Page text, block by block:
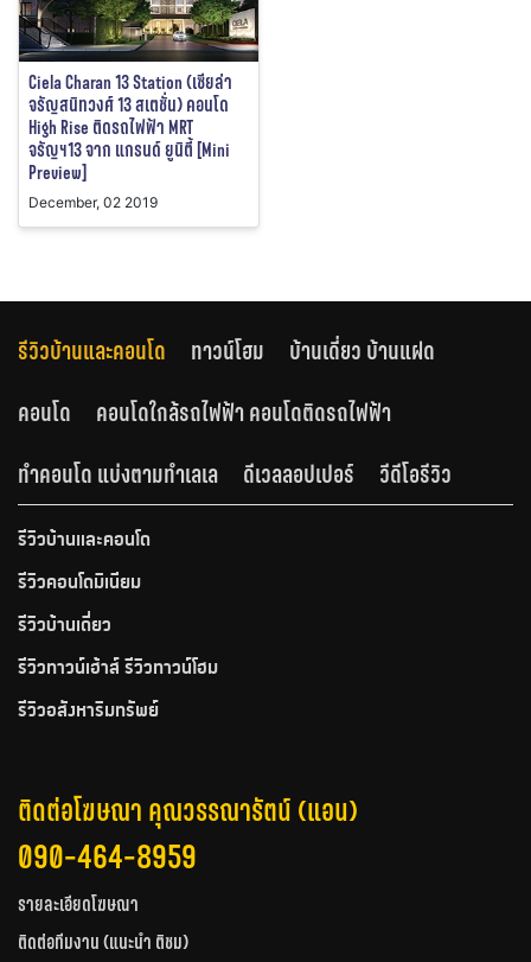
Ciela Charan 13 Station (เซียล่า
จรัญสนิทวงศ์ 13 สเตชั่น) คอนโด
High Rise ติดรถไฟฟ้า MRT
จรัญฯ13 จาก แกรนด์ ยูนิตี้ [Mini
Preview]
December, 02 2019
รีวิวบ้านและคอนโด ทาวน์โฮม
บ้านเดี่ยว บ้านแฝด
คอนโด
คอนโดใกล้รถไฟฟ้า คอนโดติดรถไฟฟ้า
ทำคอนโด แบ่งตามทำเลเล
ดีเวลลอปเปอร์ วีดีโอรีวิว
รีวิวบ้านและคอนโด
รีวิวคอนโดมิเนียม
รีวิวบ้านเดี่ยว
รีวิวทาวน์เฮ้าส์ รีวิวทาวน์โฮม
รีวิวอสังหาริมทรัพย์
ติดต่อโฆษณา คุณวรรณารัตน์ (แอน)
090-464-8959
รายละเอียดโฆษณา
ติดต่อทีมงาน (แนะนำ ติชม)